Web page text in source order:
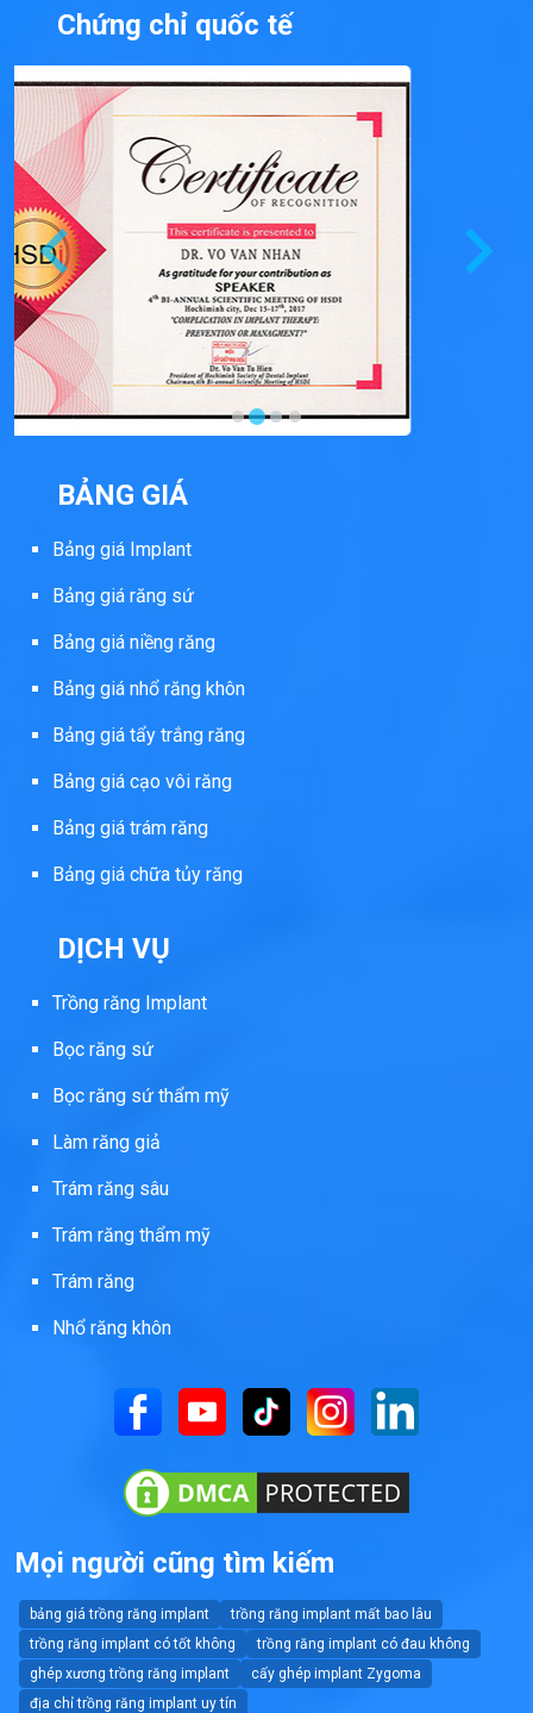
Chứng chỉ quốc tế
BẢNG GIÁ
Bảng giá Implant
Bảng giá răng sứ
Bảng giá niềng răng
Bảng giá nhổ răng khôn
Bảng giá tẩy trắng răng
Bảng giá cạo vôi răng
Bảng giá trám răng
Bảng giá chữa tủy răng
DỊCH VỤ
Trồng răng Implant
Bọc răng sứ
Bọc răng sứ thẩm mỹ
Làm răng giả
Trám răng sâu
Trám răng thẩm mỹ
Trám răng
Nhổ răng khôn
Mọi người cũng tìm kiếm
bảng giá trồng răng implant
trồng răng implant mất bao lâu
trồng răng implant có tốt không
trồng răng implant có đau không
ghép xương trồng răng implant
cấy ghép implant Zygoma
địa chỉ trồng răng implant uy tín